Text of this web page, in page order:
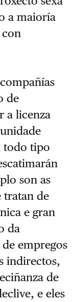
a maioría
con
de
a licenza
todo tipo
son as
tratan de
e gran
da
empregos
indirectos,
de
e eles